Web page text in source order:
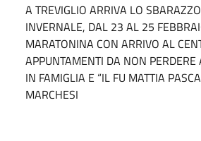
A TREVIGLIO ARRIVA LO
INVERNALE, DAL 23 AL 25
MARATONINA CON ARRIVO AL
APPUNTAMENTI DA NON PERDERE
IN FAMIGLIA E “IL FU MATTIA
MARCHESI